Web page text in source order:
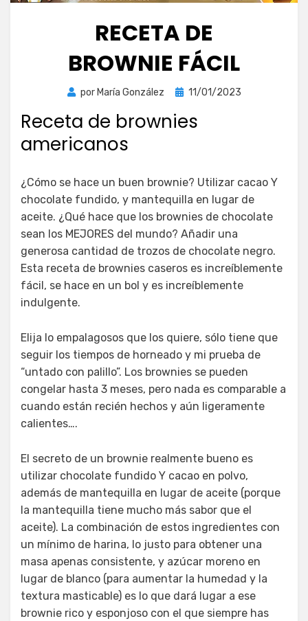
RECETA DE
BROWNIE FÁCIL
por María González
Publicada
11/01/2023
Receta de brownies
americanos
¿Cómo se hace un buen brownie? Utilizar cacao Y
chocolate fundido, y mantequilla en lugar de
aceite. ¿Qué hace que los brownies de chocolate
sean los MEJORES del mundo? Añadir una
generosa cantidad de trozos de chocolate negro.
Esta receta de brownies caseros es increíblemente
fácil, se hace en un bol y es increíblemente
indulgente.
Elija lo empalagosos que los quiere, sólo tiene que
seguir los tiempos de horneado y mi prueba de
“untado con palillo”. Los brownies se pueden
congelar hasta 3 meses, pero nada es comparable a
cuando están recién hechos y aún ligeramente
calientes….
El secreto de un brownie realmente bueno es
utilizar chocolate fundido Y cacao en polvo,
además de mantequilla en lugar de aceite (porque
la mantequilla tiene mucho más sabor que el
aceite). La combinación de estos ingredientes con
un mínimo de harina, lo justo para obtener una
masa apenas consistente, y azúcar moreno en
lugar de blanco (para aumentar la humedad y la
textura masticable) es lo que dará lugar a ese
brownie rico y esponjoso con el que siempre has